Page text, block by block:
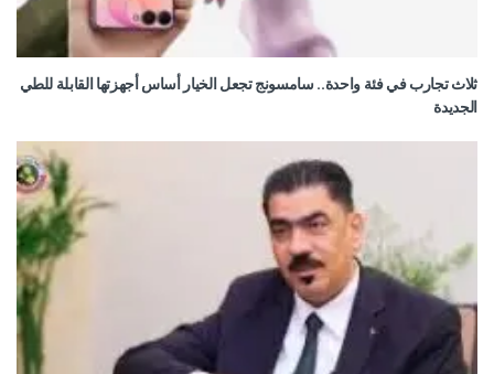
ثلاث تجارب في فئة واحدة.. سامسونج تجعل الخيار أساس أجهزتها القابلة للطي
الجديدة